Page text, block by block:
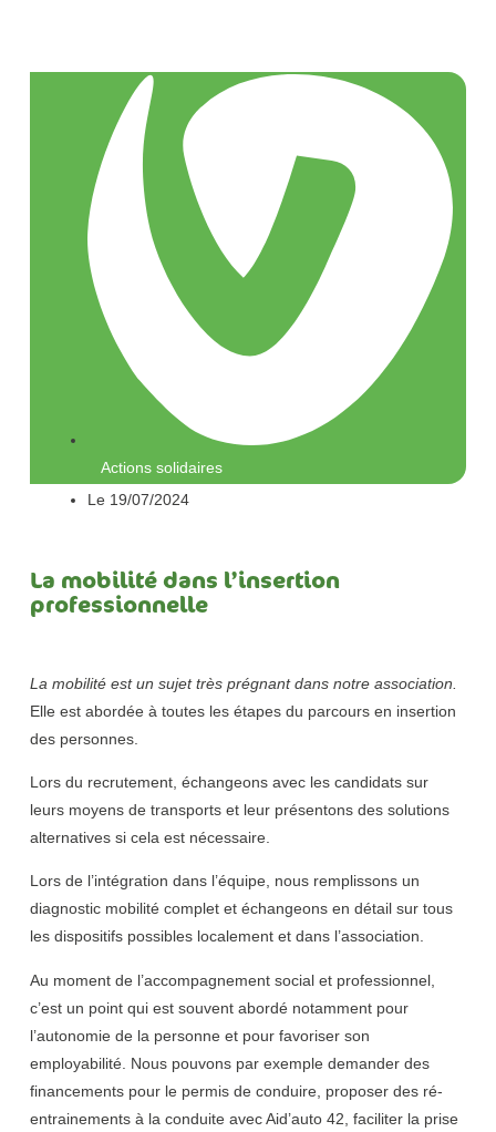
Actions solidaires
Le 19/07/2024
La mobilité dans l’insertion
professionnelle
La mobilité est un sujet très prégnant dans notre association.
Elle est abordée à toutes les étapes du parcours en insertion
des personnes.
Lors du recrutement, échangeons avec les candidats sur
leurs moyens de transports et leur présentons des solutions
alternatives si cela est nécessaire.
Lors de l’intégration dans l’équipe, nous remplissons un
diagnostic mobilité complet et échangeons en détail sur tous
les dispositifs possibles localement et dans l’association.
Au moment de l’accompagnement social et professionnel,
c’est un point qui est souvent abordé notamment pour
l’autonomie de la personne et pour favoriser son
employabilité. Nous pouvons par exemple demander des
financements pour le permis de conduire, proposer des ré-
entrainements à la conduite avec Aid’auto 42, faciliter la prise